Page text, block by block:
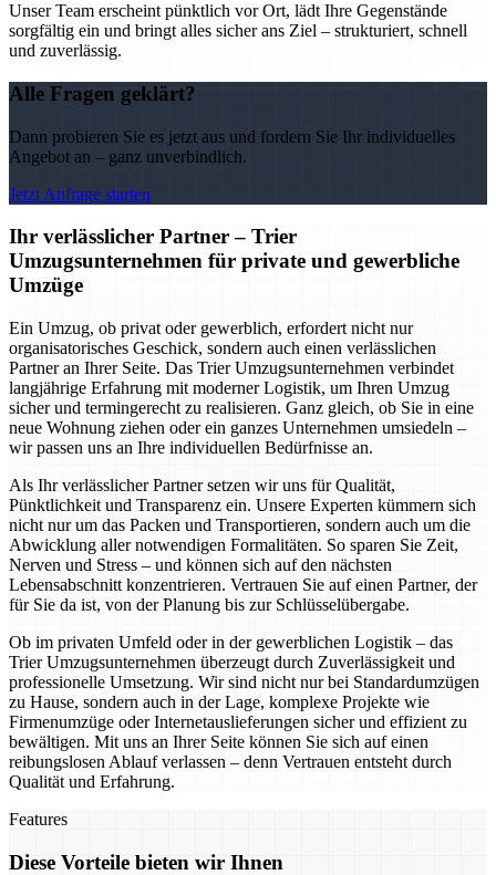
Unser Team erscheint pünktlich vor Ort, lädt Ihre Gegenstände
sorgfältig ein und bringt alles sicher ans Ziel – strukturiert, schnell
und zuverlässig.
Alle Fragen geklärt?
Dann probieren Sie es jetzt aus und fordern Sie Ihr individuelles
Angebot an – ganz unverbindlich.
Jetzt Anfrage starten
Ihr verlässlicher Partner – Trier
Umzugsunternehmen für private und gewerbliche
Umzüge
Ein Umzug, ob privat oder gewerblich, erfordert nicht nur
organisatorisches Geschick, sondern auch einen verlässlichen
Partner an Ihrer Seite. Das Trier Umzugsunternehmen verbindet
langjährige Erfahrung mit moderner Logistik, um Ihren Umzug
sicher und termingerecht zu realisieren. Ganz gleich, ob Sie in eine
neue Wohnung ziehen oder ein ganzes Unternehmen umsiedeln –
wir passen uns an Ihre individuellen Bedürfnisse an.
Als Ihr verlässlicher Partner setzen wir uns für Qualität,
Pünktlichkeit und Transparenz ein. Unsere Experten kümmern sich
nicht nur um das Packen und Transportieren, sondern auch um die
Abwicklung aller notwendigen Formalitäten. So sparen Sie Zeit,
Nerven und Stress – und können sich auf den nächsten
Lebensabschnitt konzentrieren. Vertrauen Sie auf einen Partner, der
für Sie da ist, von der Planung bis zur Schlüsselübergabe.
Ob im privaten Umfeld oder in der gewerblichen Logistik – das
Trier Umzugsunternehmen überzeugt durch Zuverlässigkeit und
professionelle Umsetzung. Wir sind nicht nur bei Standardumzügen
zu Hause, sondern auch in der Lage, komplexe Projekte wie
Firmenumzüge oder Internetauslieferungen sicher und effizient zu
bewältigen. Mit uns an Ihrer Seite können Sie sich auf einen
reibungslosen Ablauf verlassen – denn Vertrauen entsteht durch
Qualität und Erfahrung.
Features
Diese Vorteile bieten wir Ihnen